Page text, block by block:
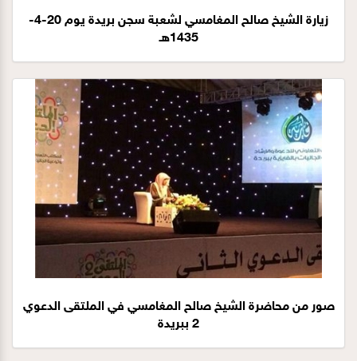
زيارة الشيخ صالح المغامسي لشعبة سجن بريدة يوم 20-4-
1435هـ
صور من محاضرة الشيخ صالح المغامسي في الملتقى الدعوي
2 ببريدة